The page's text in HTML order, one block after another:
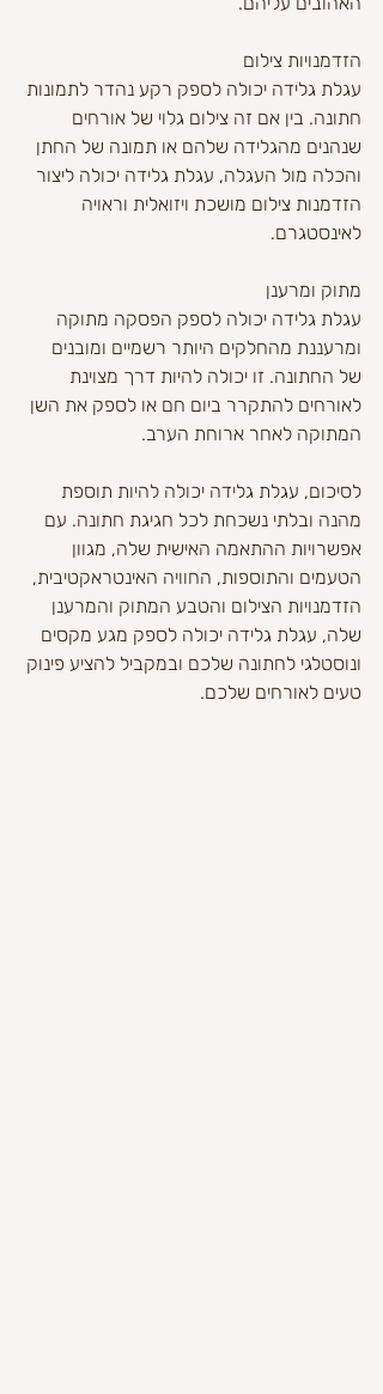
הזדמנויות צילום
עגלת גלידה יכולה לספק רקע נהדר לתמונות
חתונה. בין אם זה צילום גלוי של אורחים
שנהנים מהגלידה שלהם או תמונה של החתן
והכלה מול העגלה, עגלת גלידה יכולה ליצור
הזדמנות צילום מושכת ויזואלית וראויה
לאינסטגרם.
מתוק ומרענן
עגלת גלידה יכולה לספק הפסקה מתוקה
ומרעננת מהחלקים היותר רשמיים ומובנים
של החתונה. זו יכולה להיות דרך מצוינת
לאורחים להתקרר ביום חם או לספק את השן
המתוקה לאחר ארוחת הערב.
לסיכום, עגלת גלידה יכולה להיות תוספת
מהנה ובלתי נשכחת לכל חגיגת חתונה. עם
אפשרויות ההתאמה האישית שלה, מגוון
הטעמים והתוספות, החוויה האינטראקטיבית,
הזדמנויות הצילום והטבע המתוק והמרענן
שלה, עגלת גלידה יכולה לספק מגע מקסים
ונוסטלגי לחתונה שלכם ובמקביל להציע פינוק
טעים לאורחים שלכם.